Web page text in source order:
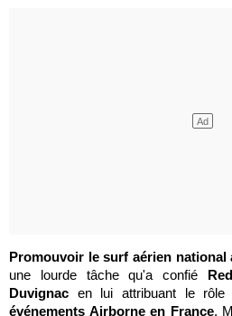
Promouvoir le surf aérien national
une lourde tâche qu'a confié
Duvignac en lui attribuant le rôle
événements Airborne en France.